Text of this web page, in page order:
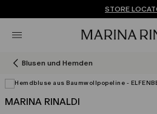
KOSTENLOSE LIEFERUNG
Sie haben kein Konto?STORE
Blusen und Hemden
MARINA RINALDI